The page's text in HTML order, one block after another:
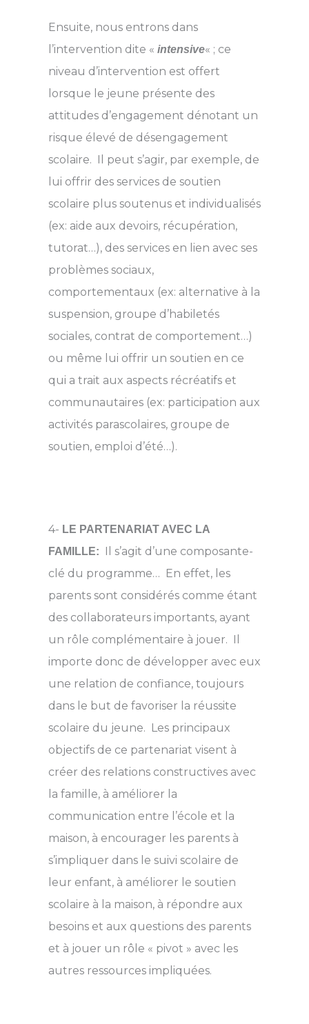
Ensuite, nous entrons dans
l’intervention dite « intensive« ; ce
niveau d’intervention est offert
lorsque le jeune présente des
attitudes d’engagement dénotant un
risque élevé de désengagement
scolaire. Il peut s’agir, par exemple, de
lui offrir des services de soutien
scolaire plus soutenus et individualisés
(ex: aide aux devoirs, récupération,
tutorat…), des services en lien avec ses
problèmes sociaux,
comportementaux (ex: alternative à la
suspension, groupe d’habiletés
sociales, contrat de comportement…)
ou même lui offrir un soutien en ce
qui a trait aux aspects récréatifs et
communautaires (ex: participation aux
activités parascolaires, groupe de
soutien, emploi d’été…).
4- LE PARTENARIAT AVEC LA
FAMILLE:
Il s’agit d’une composante-
clé du programme… En effet, les
parents sont considérés comme étant
des collaborateurs importants, ayant
un rôle complémentaire à jouer. Il
importe donc de développer avec eux
une relation de confiance, toujours
dans le but de favoriser la réussite
scolaire du jeune. Les principaux
objectifs de ce partenariat visent à
créer des relations constructives avec
la famille, à améliorer la
communication entre l’école et la
maison, à encourager les parents à
s’impliquer dans le suivi scolaire de
leur enfant, à améliorer le soutien
scolaire à la maison, à répondre aux
besoins et aux questions des parents
et à jouer un rôle « pivot » avec les
autres ressources impliquées.